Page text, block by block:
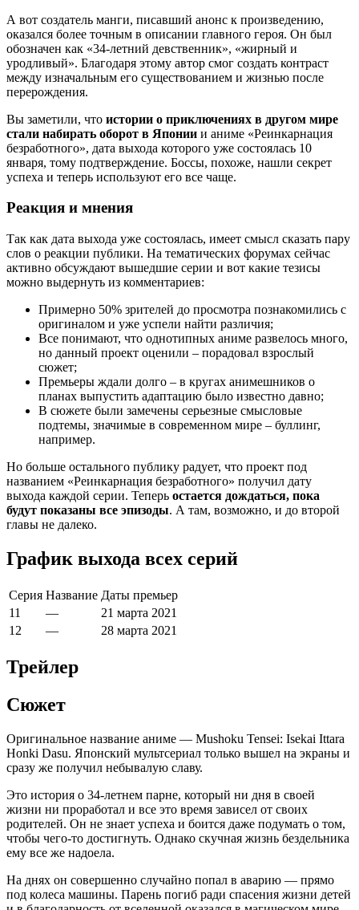
А вот создатель манги, писавший анонс к произведению,
оказался более точным в описании главного героя. Он был
обозначен как «34-летний девственник», «жирный и
уродливый». Благодаря этому автор смог создать контраст
между изначальным его существованием и жизнью после
перерождения.
Вы заметили, что истории о приключениях в другом мире
стали набирать оборот в Японии и аниме «Реинкарнация
безработного», дата выхода которого уже состоялась 10
января, тому подтверждение. Боссы, похоже, нашли секрет
успеха и теперь используют его все чаще.
Реакция и мнения
Так как дата выхода уже состоялась, имеет смысл сказать пару
слов о реакции публики. На тематических форумах сейчас
активно обсуждают вышедшие серии и вот какие тезисы
можно выдернуть из комментариев:
Примерно 50% зрителей до просмотра познакомились с
оригиналом и уже успели найти различия;
Все понимают, что однотипных аниме развелось много,
но данный проект оценили – порадовал взрослый
сюжет;
Премьеры ждали долго – в кругах анимешников о
планах выпустить адаптацию было известно давно;
В сюжете были замечены серьезные смысловые
подтемы, значимые в современном мире – буллинг,
например.
Но больше остального публику радует, что проект под
названием «Реинкарнация безработного» получил дату
выхода каждой серии. Теперь остается дождаться, пока
будут показаны все эпизоды. А там, возможно, и до второй
главы не далеко.
График выхода всех серий
Серия Название Даты премьер
11
— 21 марта 2021
12
— 28 марта 2021
Трейлер
Сюжет
Оригинальное название аниме — Mushoku Tensei: Isekai Ittara
Honki Dasu. Японский мультсериал только вышел на экраны и
сразу же получил небывалую славу.
Это история о 34-летнем парне, который ни дня в своей
жизни ни проработал и все это время зависел от своих
родителей. Он не знает успеха и боится даже подумать о том,
чтобы чего-то достигнуть. Однако скучная жизнь бездельника
ему все же надоела.
На днях он совершенно случайно попал в аварию — прямо
под колеса машины. Парень погиб ради спасения жизни детей